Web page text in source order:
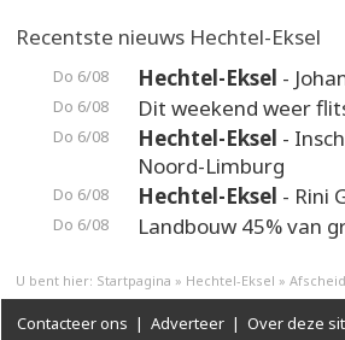
Recentste nieuws Hechtel-Eksel
Do 6/08 Hechtel-Eksel -
Do 6/08 Dit weekend weer
Do 6/08 Hechtel-Eksel -
Noord-Limburg
Do 6/08 Hechtel-Eksel - Rini
Do 6/08 Landbouw 45% van
U bent hier: Startpagina » Hechtel-Eksel »
Contacteer ons | Adverteer | Over deze